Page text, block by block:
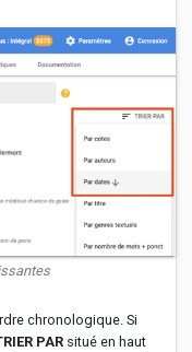
chronologique. Si
PAR situé en haut